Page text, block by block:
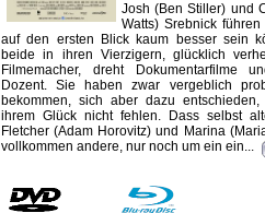
Josh (Ben Stiller) und
Watts) Srebnick
auf den ersten Blick kaum besser sein
beide in ihren Vierzigern, glücklich
Filmemacher, dreht Dokumentarfilme
Dozent. Sie haben zwar vergeblich
bekommen, sich aber dazu
ihrem Glück nicht fehlen. Dass selbst
Fletcher (Adam Horovitz) und Marina
vollkommen andere, nur noch um ein ein...